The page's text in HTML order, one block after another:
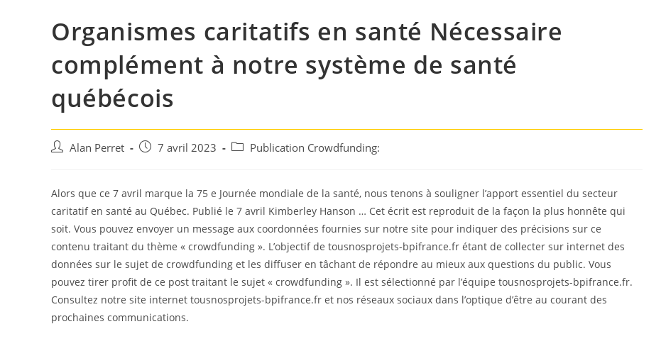
Organismes caritatifs en santé Nécessaire
complément à notre système de santé
québécois
Auteur/autrice
publication :
Alan Perret
Post7 avril 2023
Post Publication Crowdfunding:
Alors que ce 7 avril marque la 75 e Journée mondiale de la santé, nous tenons à souligner l’apport essentiel du secteur
caritatif en santé au Québec. Publié le 7 avril Kimberley Hanson … Cet écrit est reproduit de la façon la plus honnête qui
soit. Vous pouvez envoyer un message aux coordonnées fournies sur notre site pour indiquer des précisions sur ce
contenu traitant du thème « crowdfunding ». L’objectif de tousnosprojets-bpifrance.fr étant de collecter sur internet des
données sur le sujet de crowdfunding et les diffuser en tâchant de répondre au mieux aux questions du public. Vous
pouvez tirer profit de ce post traitant le sujet « crowdfunding ». Il est sélectionné par l’équipe tousnosprojets-bpifrance.fr.
Consultez notre site internet tousnosprojets-bpifrance.fr et nos réseaux sociaux dans l’optique d’être au courant des
prochaines communications.